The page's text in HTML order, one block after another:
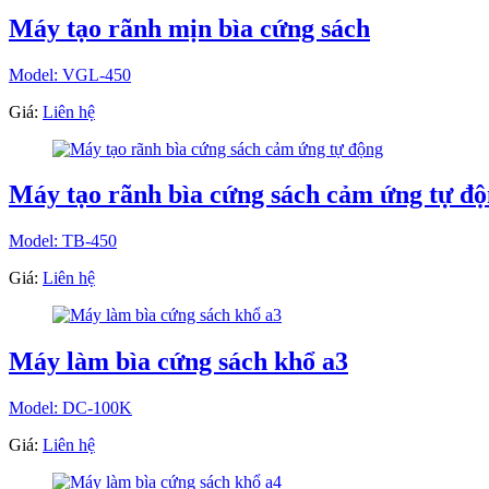
Máy tạo rãnh mịn bìa cứng sách
Model: VGL-450
Giá: Liên hệ
Máy tạo rãnh bìa cứng sách cảm ứng tự
Model: TB-450
Giá: Liên hệ
Máy làm bìa cứng sách khổ a3
Model: DC-100K
Giá: Liên hệ